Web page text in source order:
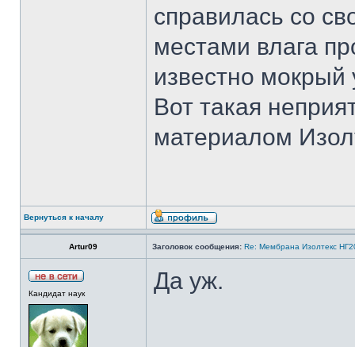
справилась со
местами влага
известно мокрый
Вот такая
материалом
Вернуться к началу
Artur09 Заголовок сообщения: Re: Мембрана Изолтекс
Кандидат наук Да уж.